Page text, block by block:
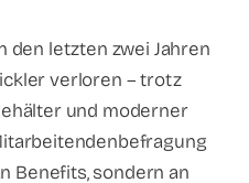
den letzten zwei Jahren
verloren – trotz
und moderner
Benefits, sondern an